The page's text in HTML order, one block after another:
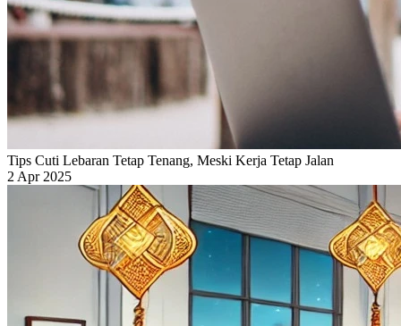
Tips Cuti Lebaran Tetap Tenang, Meski Kerja Tetap Jalan
2 Apr 2025